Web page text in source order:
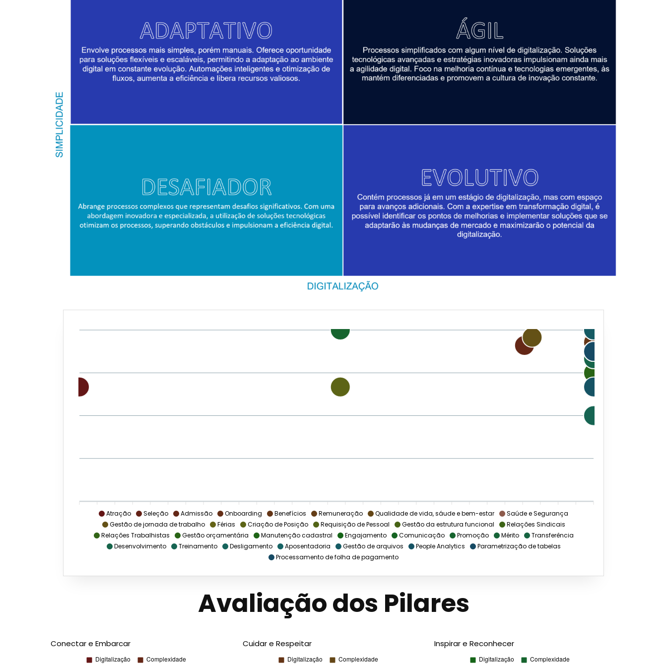
Atração Seleção Admissão Onboarding Benefícios Remuneração Qualidade de vida, sáude e bem-estar
Saúde e Segurança
Gestão de jornada de trabalho
Férias Criação de Posição Requisição de Pessoal Gestão da estrutura funcional
Relações Sindicais
Relações Trabalhistas
Gestão orçamentária Manutenção cadastral Engajamento Comunicação Promoção Mérito
Transferência
Desenvolvimento
Treinamento Desligamento Aposentadoria Gestão de arquivos People Analytics
Parametrização de tabelas
Processamento de folha de pagamento
Avaliação dos Pilares
Conectar e Embarcar Cuidar e Respeitar Inspirar e Reconhecer